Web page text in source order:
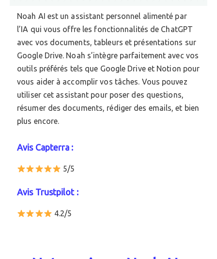
Noah AI est un assistant personnel alimenté par
l’IA qui vous offre les fonctionnalités de ChatGPT
avec vos documents, tableurs et présentations sur
Google Drive. Noah s’intègre parfaitement avec vos
outils préférés tels que Google Drive et Notion pour
vous aider à accomplir vos tâches. Vous pouvez
utiliser cet assistant pour poser des questions,
résumer des documents, rédiger des emails, et bien
plus encore.
Avis Capterra :
5/5
Avis Trustpilot :
4.2/5